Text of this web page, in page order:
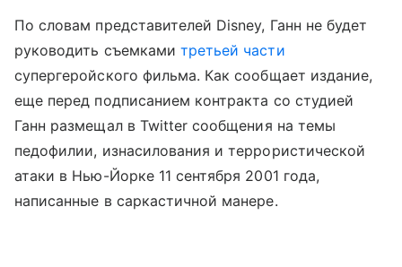
По словам представителей Disney, Ганн не будет
руководить съемками третьей части
супергеройского фильма. Как сообщает издание,
еще перед подписанием контракта со студией
Ганн размещал в Twitter сообщения на темы
педофилии, изнасилования и террористической
атаки в Нью-Йорке 11 сентября 2001 года,
написанные в саркастичной манере.